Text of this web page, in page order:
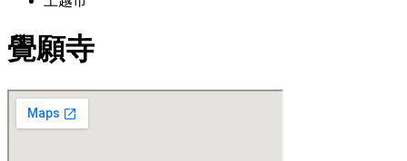
覺願寺